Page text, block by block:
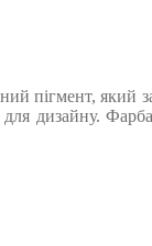
пігмент, який
дизайну.